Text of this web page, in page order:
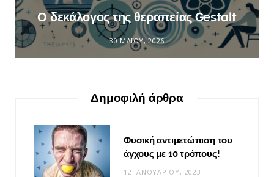
Ο δεκάλογος της θεραπείας Gestalt
30 ΜΑΪ́ΟΥ, 2026
Δημοφιλή άρθρα
Φυσική αντιμετώπιση του
άγχους με 10 τρόπους!
12 ΙΑΝΟΥΑΡΊΟΥ, 2023